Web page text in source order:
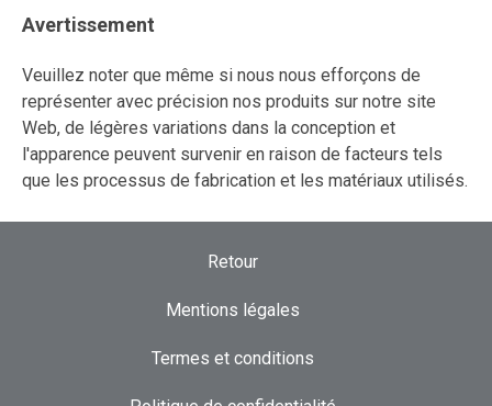
Avertissement
Veuillez noter que même si nous nous efforçons de
représenter avec précision nos produits sur notre site
Web, de légères variations dans la conception et
l'apparence peuvent survenir en raison de facteurs tels
que les processus de fabrication et les matériaux utilisés.
Retour
Mentions légales
Termes et conditions